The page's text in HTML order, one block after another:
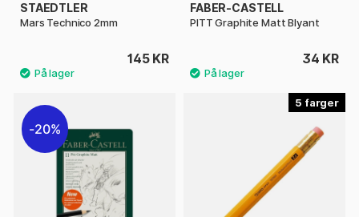
STAEDTLER
Mars Technico 2mm
145 KR
FABER-CASTELL
PITT Graphite Matt Blyant
34 KR
20%
5